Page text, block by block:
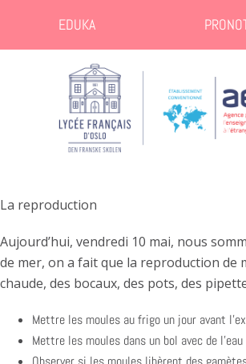
EDUKA
La reproduction
Aujourd’hui, vendredi 10 mai, nous
de mer, on a fait que la reproduction de
chaude, des bocaux, des pots, des
Mettre les moules au frigo un jour avant
Mettre les moules dans un bol avec de